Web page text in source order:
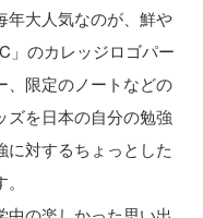
年大人気なのが、鮮や
」のカレッジロゴパー
、限定のノートなどの
ズを日本の自分の勉強
対するちょっとした